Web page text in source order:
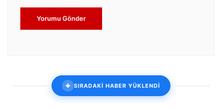
Yorumu Gönder
SIRADAKİ HABER YÜKLENDİ